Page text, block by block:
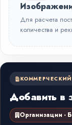
Для расчета
количества и
Добавить в
Организации ·